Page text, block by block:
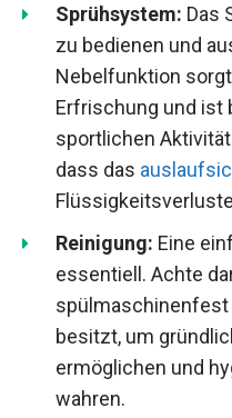
Sprühsystem: Das
zu bedienen und
Nebelfunktion
Erfrischung und ist
sportlichen
dass das
Reinigung: Eine
essentiell. Achte
spülmaschinenfest
besitzt, um
ermöglichen und
wahren.